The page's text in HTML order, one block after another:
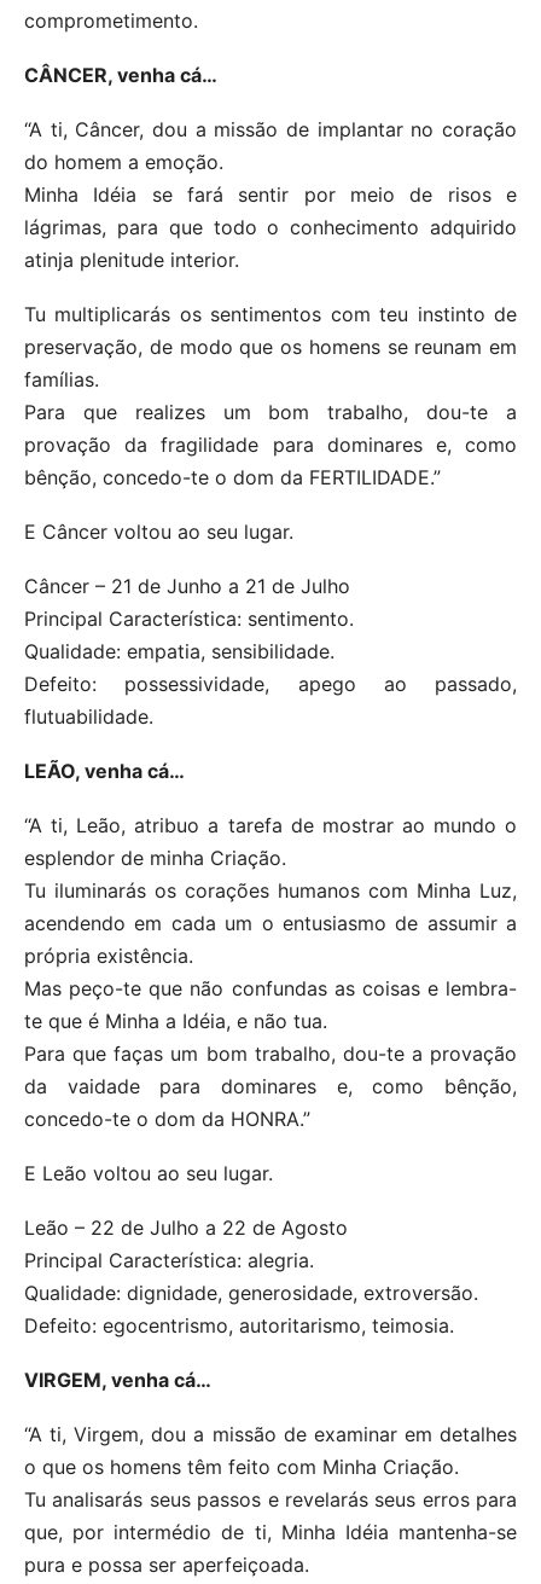
comprometimento.
CÂNCER, venha cá…
“A ti, Câncer, dou a missão de implantar no coração
do homem a emoção.
Minha Idéia se fará sentir por meio de risos e
lágrimas, para que todo o conhecimento adquirido
atinja plenitude interior.
Tu multiplicarás os sentimentos com teu instinto de
preservação, de modo que os homens se reunam em
famílias.
Para que realizes um bom trabalho, dou-te a
provação da fragilidade para dominares e, como
bênção, concedo-te o dom da FERTILIDADE.”
E Câncer voltou ao seu lugar.
Câncer – 21 de Junho a 21 de Julho
Principal Característica: sentimento.
Qualidade: empatia, sensibilidade.
Defeito: possessividade, apego ao passado,
flutuabilidade.
LEÃO, venha cá…
“A ti, Leão, atribuo a tarefa de mostrar ao mundo o
esplendor de minha Criação.
Tu iluminarás os corações humanos com Minha Luz,
acendendo em cada um o entusiasmo de assumir a
própria existência.
Mas peço-te que não confundas as coisas e lembra-
te que é Minha a Idéia, e não tua.
Para que faças um bom trabalho, dou-te a provação
da vaidade para dominares e, como bênção,
concedo-te o dom da HONRA.”
E Leão voltou ao seu lugar.
Leão – 22 de Julho a 22 de Agosto
Principal Característica: alegria.
Qualidade: dignidade, generosidade, extroversão.
Defeito: egocentrismo, autoritarismo, teimosia.
VIRGEM, venha cá…
“A ti, Virgem, dou a missão de examinar em detalhes
o que os homens têm feito com Minha Criação.
Tu analisarás seus passos e revelarás seus erros para
que, por intermédio de ti, Minha Idéia mantenha-se
pura e possa ser aperfeiçoada.